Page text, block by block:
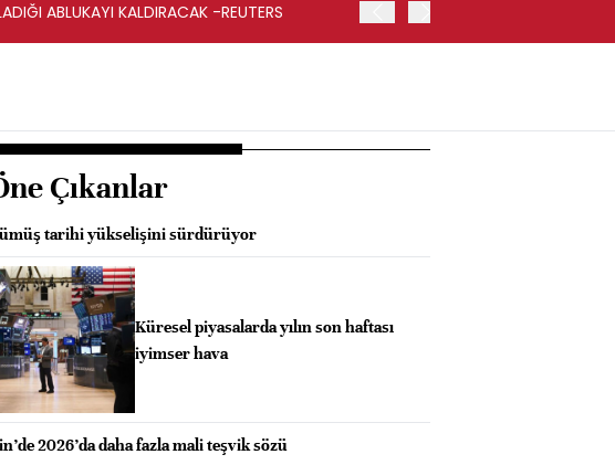
ABLUKAYI KALDIRACAK -REUTERS
Çıkanlar
tarihi yükselişini sürdürüyor
Küresel piyasalarda yılın son haftası
iyimser hava
2026’da daha fazla mali teşvik sözü